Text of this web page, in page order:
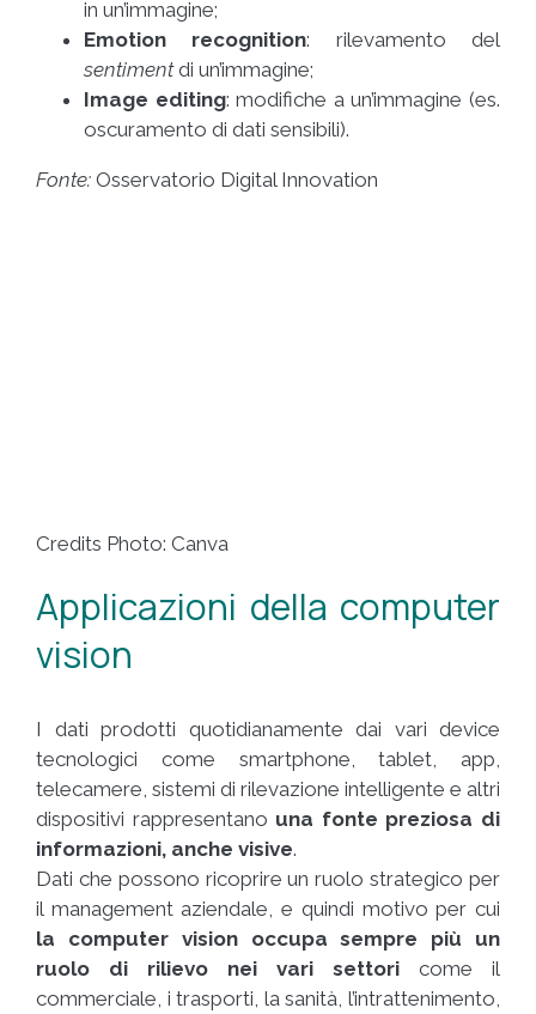
in un’immagine;
Emotion recognition: rilevamento del
sentimentdi un’immagine;
Image editing: modifiche a un’immagine (es.
oscuramento di dati sensibili).
Fonte: Osservatorio Digital Innovation
Credits Photo: Canva
Applicazioni della computer
vision
I dati prodotti quotidianamente dai vari device
tecnologici come smartphone, tablet, app,
telecamere, sistemi di rilevazione intelligente e altri
dispositivi rappresentano una fonte preziosa di
informazioni, anche visive.
Dati che possono ricoprire un ruolo strategico per
il management aziendale, e quindi motivo per cui
la computer vision occupa sempre più un
ruolo di rilievo nei vari settori come il
commerciale, i trasporti, la sanità, l’intrattenimento,